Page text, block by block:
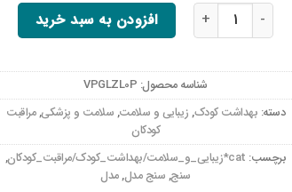
کیفیت سنج هوا بنتک مدل GM8803 عددافزودن به سبد خرید
شناسه محصول: VPGLZL0P
دسته: بهداشت کودک, زیبایی و سلامت, سلامت و پزشکی,مراقبت
کودکان
برچسب: cat*زیبایی_و_سلامت/بهداشت_کودک/مراقبت_کودکان
,
سنج, سنج مدل,مدل